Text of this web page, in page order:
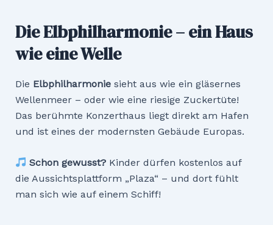
Die Elbphilharmonie – ein Haus
wie eine Welle
Die Elbphilharmoniesieht aus wie ein gläsernes
Wellenmeer – oder wie eine riesige Zuckertüte!
Das berühmte Konzerthaus liegt direkt am Hafen
und ist eines der modernsten Gebäude Europas.
Schon gewusst?Kinder dürfen kostenlos auf
die Aussichtsplattform „Plaza“ – und dort fühlt
man sich wie auf einem Schiff!